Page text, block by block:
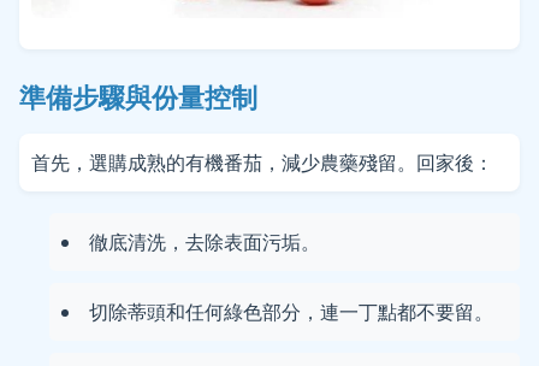
準備步驟與份量控制
首先，選購成熟的有機番茄，減少農藥殘留。回家後：
徹底清洗，去除表面污垢。
切除蒂頭和任何綠色部分，連一丁點都不要留。